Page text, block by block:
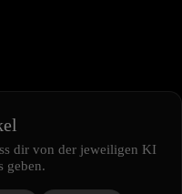
dir von der jeweiligen KI
geben.